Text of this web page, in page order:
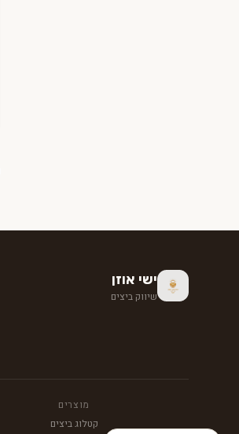
ישי אוזן
שיווק ביצים
מוצרים
קטלוג ביצים